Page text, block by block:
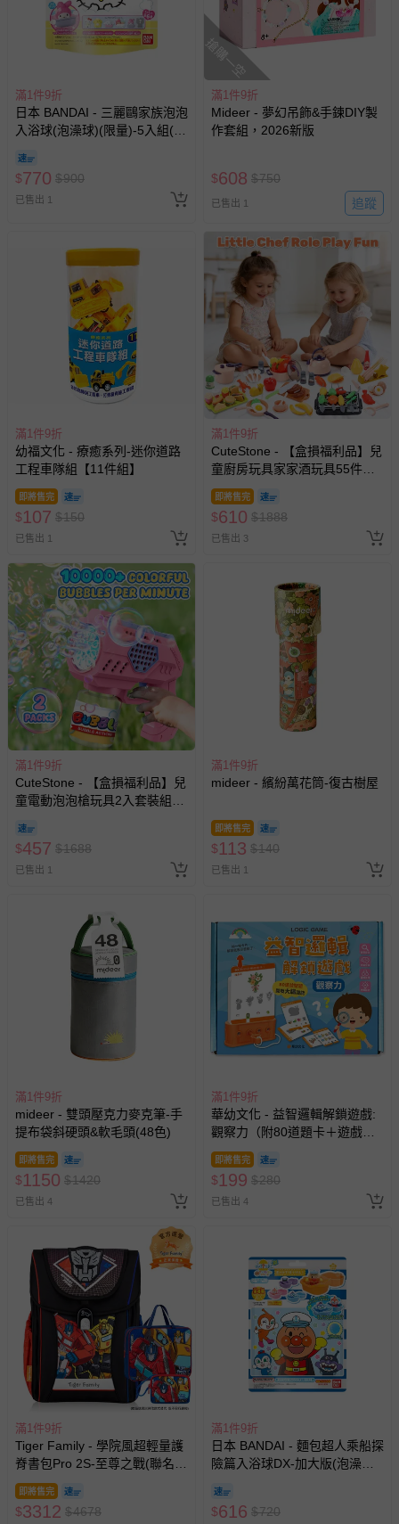
滿1件9折
日本 BANDAI - 三麗鷗家族泡泡
入浴球(泡澡球)(限量)-5入組(隨
$770 $900
已售出 1
搶購一空
滿1件9折
Mideer - 夢幻吊飾&手鍊DIY製
作套組，2026新版
$608 $750
已售出 1 追蹤
滿1件9折
幼福文化 - 療癒系列-迷你道路
工程車隊組【11件組】
即將售完
$107 $150
已售出 1
滿1件9折
CuteStone - 【盒損福利品】兒
童廚房玩具家家酒玩具55件組
(仿真廚具/BBQ烤肉架/切切樂/
生日禮物/兒童節/交換禮物)
即將售完
$610 $1888
已售出 3
滿1件9折
CuteStone - 【盒損福利品】兒
童電動泡泡槍玩具2入套裝組
禮物/兒童節/交換禮物)
$457 $1688
已售出 1
滿1件9折
mideer - 繽紛萬花筒-復古樹屋
即將售完
$113 $140
已售出 1
滿1件9折
mideer - 雙頭壓克力麥克筆-手
提布袋斜硬頭&軟毛頭(48色)
即將售完
$1150 $1420
已售出 4
滿1件9折
華幼文化 - 益智邏輯解鎖遊戲:
觀察力（附80道題卡＋遊戲鑰
匙）
即將售完
$199 $280
已售出 4
滿1件9折
Tiger Family - 學院風超輕量護
脊書包Pro 2S-至尊之戰(聯名
款)-(贈品：文具2件(補習袋+零
錢包)-博派之宇宙決戰)-花色送
完以其他樣式替代 不另行通知
即將售完
$3312 $4678
滿1件9折
日本 BANDAI - 麵包超人乘船探
險篇入浴球DX-加大版(泡澡球)
$616 $720